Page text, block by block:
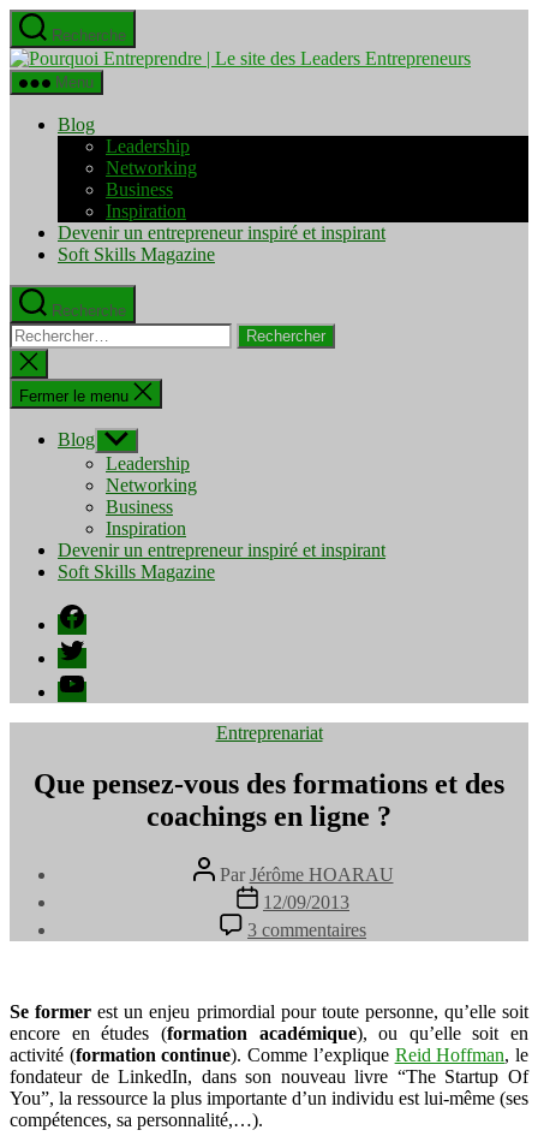
Aller
au
contenu
Recherche
Pourquoi
Menu
Blog
Leadership
Networking
Business
Inspiration
Devenir un entrepreneur inspiré et inspirant
Soft Skills Magazine
Recherche
Rechercher :
Fermer
la
recherche
Fermer le menu
Blog Afficher
le
sous-
menu
Leadership
Networking
Business
Inspiration
Devenir un entrepreneur inspiré et inspirant
Soft Skills Magazine
Facebook
Twitter
YouTube
Catégories
Entreprenariat
Que pensez-vous des formations et des
coachings en ligne ?
Auteur
de
l’article
Par Jérôme HOARAU
Date
de
l’article
12/09/2013
3 commentaires
Que
des
formations
et
des
coachings
Se former est un enjeu primordial pour toute personne, qu’elle soit
encore en études (formation académique), ou qu’elle soit en
activité (formation continue). Comme l’explique Reid Hoffman, le
fondateur de LinkedIn, dans son nouveau livre “The Startup Of
You”, la ressource la plus importante d’un individu est lui-même (ses
compétences, sa personnalité,…).